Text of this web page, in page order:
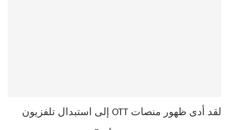
لقد أدى ظهور منصات OTT إلى استبدال تلفزيون